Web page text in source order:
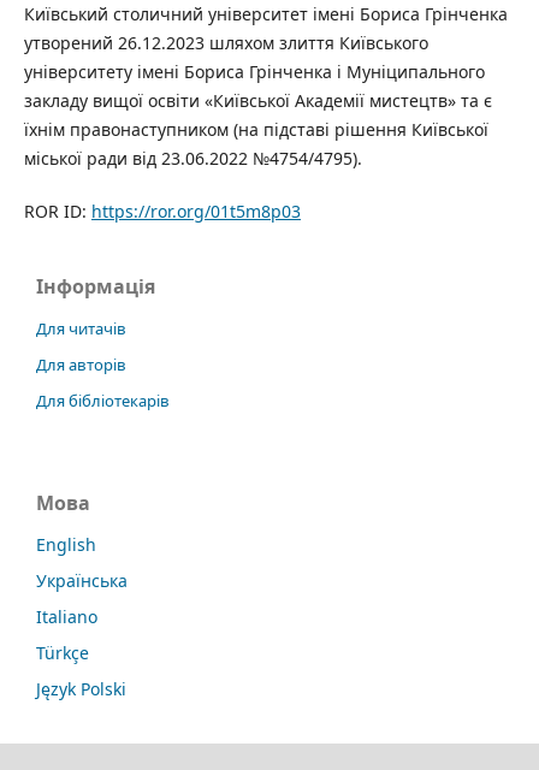
Київський столичний університет імені Бориса Грінченка
утворений 26.12.2023 шляхом злиття Київського
університету імені Бориса Грінченка і Муніципального
закладу вищої освіти «Київської Академії мистецтв» та є
їхнім правонаступником (на підставі рішення Київської
міської ради від 23.06.2022 №4754/4795).
ROR ID: https://ror.org/01t5m8p03
Інформація
Для читачів
Для авторів
Для бібліотекарів
Мова
English
Українська
Italiano
Türkçe
Język Polski